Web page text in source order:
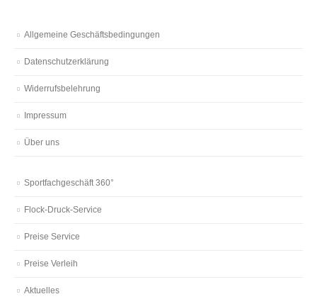
Allgemeine Geschäftsbedingungen
Datenschutzerklärung
Widerrufsbelehrung
Impressum
Über uns
Sportfachgeschäft 360°
Flock-Druck-Service
Preise Service
Preise Verleih
Aktuelles